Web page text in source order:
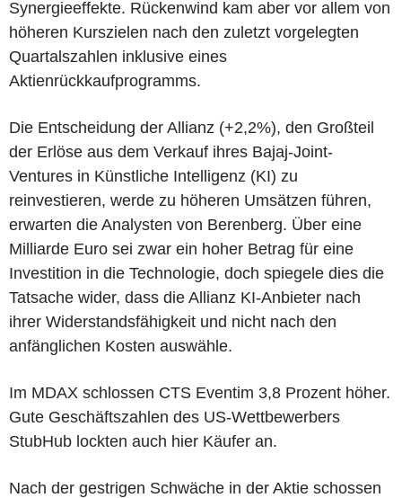
Synergieeffekte. Rückenwind kam aber vor allem von
höheren Kurszielen nach den zuletzt vorgelegten
Quartalszahlen inklusive eines
Aktienrückkaufprogramms.
Die Entscheidung der Allianz (+2,2%), den Großteil
der Erlöse aus dem Verkauf ihres Bajaj-Joint-
Ventures in Künstliche Intelligenz (KI) zu
reinvestieren, werde zu höheren Umsätzen führen,
erwarten die Analysten von Berenberg. Über eine
Milliarde Euro sei zwar ein hoher Betrag für eine
Investition in die Technologie, doch spiegele dies die
Tatsache wider, dass die Allianz KI-Anbieter nach
ihrer Widerstandsfähigkeit und nicht nach den
anfänglichen Kosten auswähle.
Im MDAX schlossen CTS Eventim 3,8 Prozent höher.
Gute Geschäftszahlen des US-Wettbewerbers
StubHub lockten auch hier Käufer an.
Nach der gestrigen Schwäche in der Aktie schossen